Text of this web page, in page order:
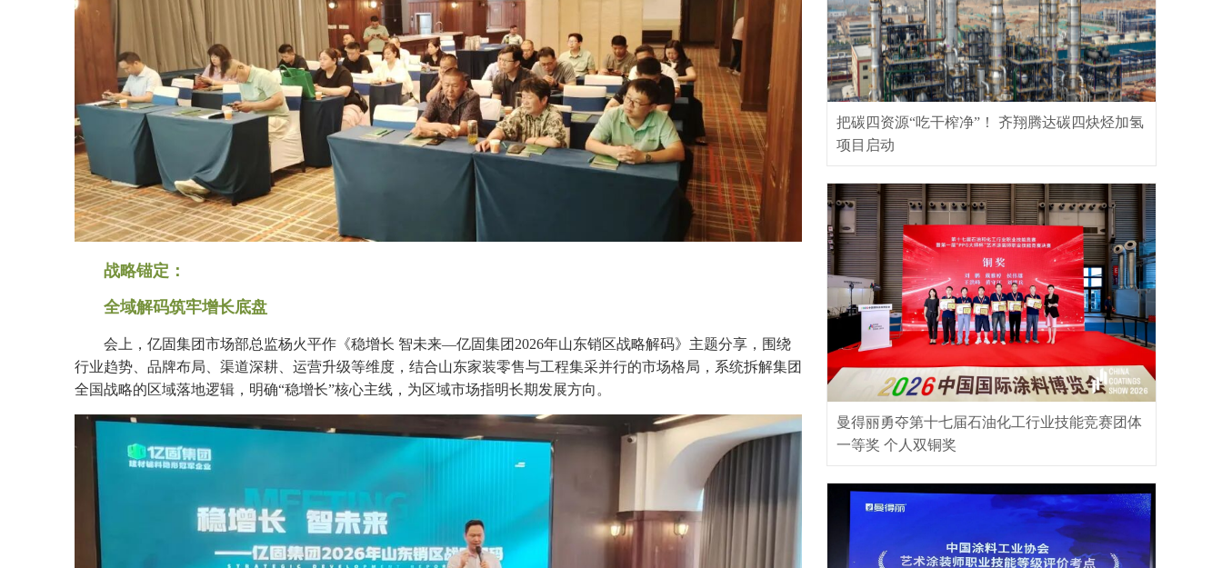
战略锚定：
全域解码筑牢增长底盘
会上，亿固集团市场部总监杨火平作《稳增长 智未来—亿固集团2026年山东销区战略解码》主题分享，围绕
行业趋势、品牌布局、渠道深耕、运营升级等维度，结合山东家装零售与工程集采并行的市场格局，系统拆解集团
全国战略的区域落地逻辑，明确“稳增长”核心主线，为区域市场指明长期发展方向。
把碳四资源“吃干榨净”！ 齐翔腾达碳四炔烃加氢
项目启动
曼得丽勇夺第十七届石油化工行业技能竞赛团体
一等奖 个人双铜奖